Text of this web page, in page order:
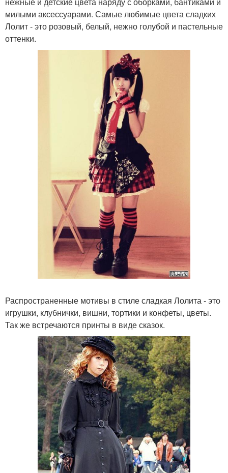
милыми аксессуарами. Самые любимые цвета сладких
Лолит - это розовый, белый, нежно голубой и пастельные
оттенки.
Распространенные мотивы в стиле сладкая Лолита - это
игрушки, клубнички, вишни, тортики и конфеты, цветы.
Так же встречаются принты в виде сказок.